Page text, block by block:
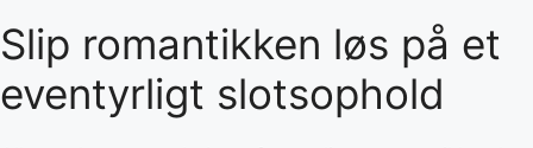
Slip romantikken løs på et
eventyrligt slotsophold